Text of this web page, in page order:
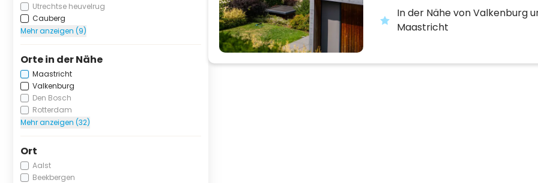
Utrechtse heuvelrug
Cauberg
Mehr anzeigen (9)
Orte in der Nähe
Maastricht
Valkenburg
Den Bosch
Rotterdam
Mehr anzeigen (32)
Ort
Aalst
Beekbergen
In der Nähe von Valkenburg
Maastricht